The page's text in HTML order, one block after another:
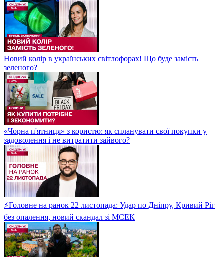
Новий колір в українських світлофорах! Що буде замість
зеленого?
«Чорна п'ятниця» з користю: як спланувати свої покупки у
задоволення і не витратити зайвого?
⚡Головне на ранок 22 листопада: Удар по Дніпру, Кривий Ріг
без опалення, новий скандал зі МСЕК